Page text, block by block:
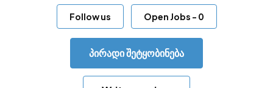
Follow us Open Jobs - 0
პირადი შეტყობინება